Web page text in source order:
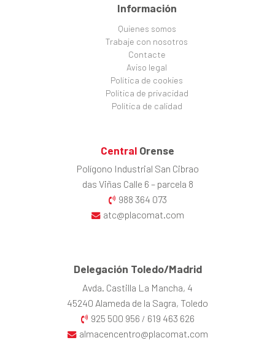
Información
Quienes somos
Trabaje con nosotros
Contacte
Aviso legal
Política de cookies
Política de privacidad
Política de calidad
Central Orense
Polígono Industrial San Cibrao
das Viñas Calle 6 – parcela 8
988 364 073
atc@placomat.com
Delegación Toledo/Madrid
Avda. Castilla La Mancha, 4
45240 Alameda de la Sagra, Toledo
925 500 956 / 619 463 626
almacencentro@placomat.com